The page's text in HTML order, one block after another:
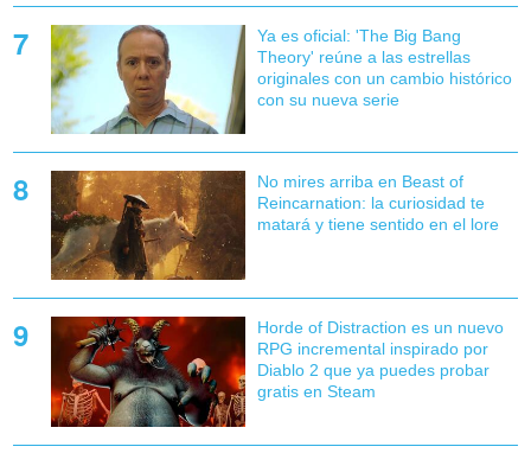
Ya es oficial: 'The Big Bang
Theory' reúne a las estrellas
originales con un cambio histórico
con su nueva serie
No mires arriba en Beast of
Reincarnation: la curiosidad te
matará y tiene sentido en el lore
Horde of Distraction es un nuevo
RPG incremental inspirado por
Diablo 2 que ya puedes probar
gratis en Steam